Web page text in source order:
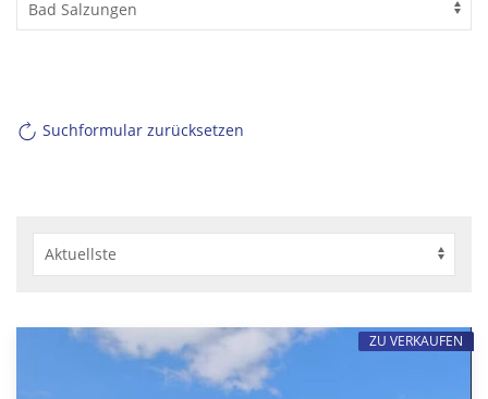
Suchformular zurücksetzen
ZU VERKAUFEN